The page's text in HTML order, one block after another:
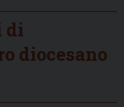
di
diocesano